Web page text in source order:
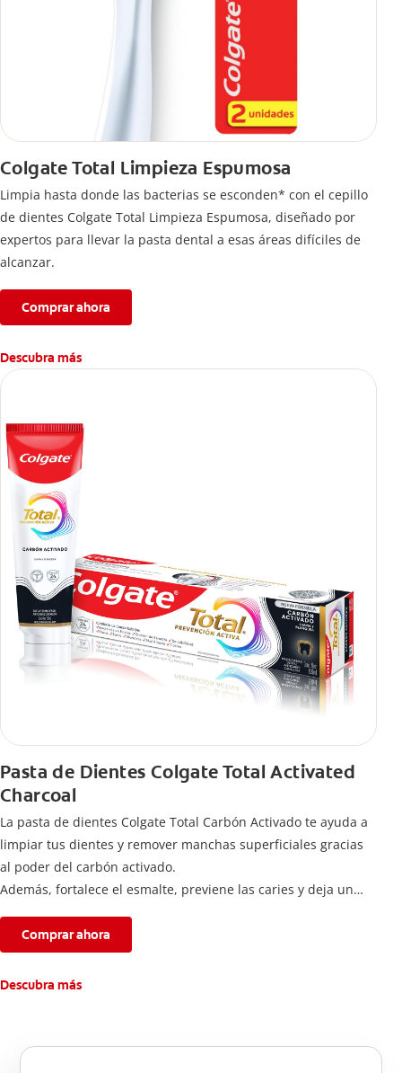
Colgate Total Limpieza Espumosa
Limpia hasta donde las bacterias se esconden* con el cepillo
de dientes Colgate Total Limpieza Espumosa, diseñado por
expertos para llevar la pasta dental a esas áreas difíciles de
alcanzar.
Comprar ahora
Descubra más
Pasta de Dientes Colgate Total Activated
Charcoal
La pasta de dientes Colgate Total Carbón Activado te ayuda a
limpiar tus dientes y remover manchas superficiales gracias
al poder del carbón activado.
Además, fortalece el esmalte, previene las caries y deja un
Comprar ahora
Descubra más